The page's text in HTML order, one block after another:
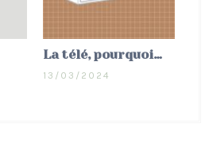
La télé, pourquoi…
13/03/2024